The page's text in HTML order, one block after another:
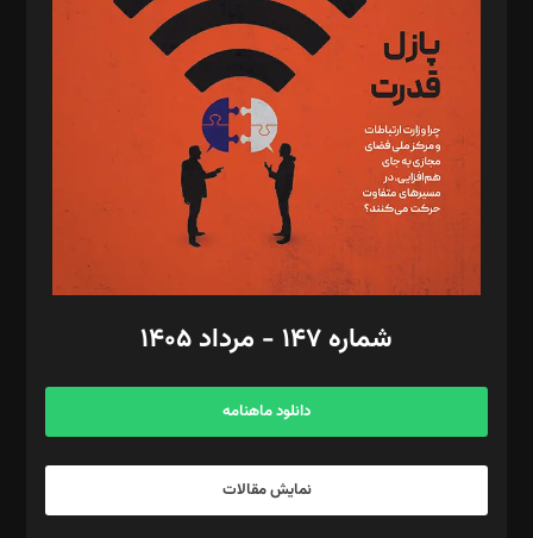
تحریریه‌: مجتبی محمود‌ی، آرش برهمند، یسنا امان‌پور، سروش کرمیان،
مصطفی مسجدی آرانی، ابوالفضل رجبی، زهرا فکرانه، فائزه فتحی
رستمی،مصطفی باستان
ویرایش: نگار استاد‌‌آقا
طراح یونیفرم: مجید توکلی
فیلمبرداری و عکاسی: امیر شفیعی، مانی لطفی زاده
گرافیک و صفحه‌آرایی: سید‌سبحان‌علی ثابت
مد‌یر توسعه تجاری: کامبیز برید‌
امور مالی: شاپور رهبری، محمد‌ کاظمی‌نیا
آگهی و مشترکین: ۰۹۱۹۹۹۹۰۴۵۴
شماره ۱۴۷ - مرداد ۱۴۰۵
دانلود ماهنامه
نمایش مقالات